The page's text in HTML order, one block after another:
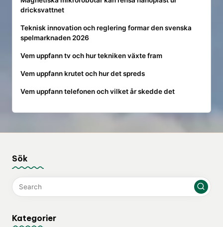
dricksvattnet
Teknisk innovation och reglering formar den svenska
spelmarknaden 2026
Vem uppfann tv och hur tekniken växte fram
Vem uppfann krutet och hur det spreds
Vem uppfann telefonen och vilket år skedde det
Sök
Kategorier